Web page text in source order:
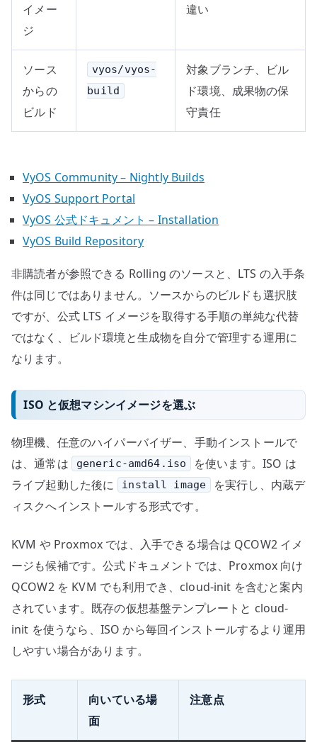
イメー
ジ
違い
ソース
からの
ビルド
vyos/vyos-
build
対象ブランチ、ビル
ド環境、成果物の保
守責任
VyOS Community – Nightly Builds
VyOS Support Portal
VyOS 公式ドキュメント – Installation
VyOS Build Repository
非購読者が参照できる Rolling のソースと、LTS の入手条
件は同じではありません。ソースからのビルドも選択肢
ですが、公式 LTS イメージを取得する手順の単純な代替
ではなく、ビルド環境と生成物を自分で管理する運用に
なります。
ISO と仮想マシンイメージを選ぶ
物理機、任意のハイパーバイザー、手動インストールで
は、通常は
generic-amd64.iso
を使います。ISO は
ライブ起動した後に
install image
を実行し、内蔵デ
ィスクへインストールする形式です。
KVM や Proxmox では、入手できる場合は QCOW2 イメ
ージも候補です。公式ドキュメントでは、Proxmox 向け
QCOW2 を KVM でも利用でき、cloud-init を含むと案内
されています。既存の仮想基盤テンプレートと cloud-
init を使うなら、ISO から毎回インストールするより運用
しやすい場合があります。
形式
向いている場
面
注意点